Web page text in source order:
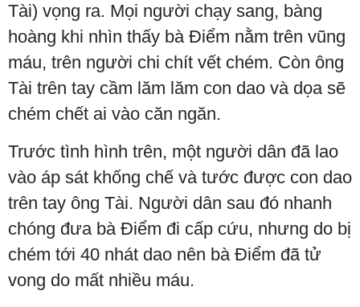
Tài) vọng ra. Mọi người chạy sang, bàng
hoàng khi nhìn thấy bà Điểm nằm trên vũng
máu, trên người chi chít vết chém. Còn ông
Tài trên tay cầm lăm lăm con dao và dọa sẽ
chém chết ai vào căn ngăn.
Trước tình hình trên, một người dân đã lao
vào áp sát khống chế và tước được con dao
trên tay ông Tài. Người dân sau đó nhanh
chóng đưa bà Điểm đi cấp cứu, nhưng do bị
chém tới 40 nhát dao nên bà Điểm đã tử
vong do mất nhiều máu.